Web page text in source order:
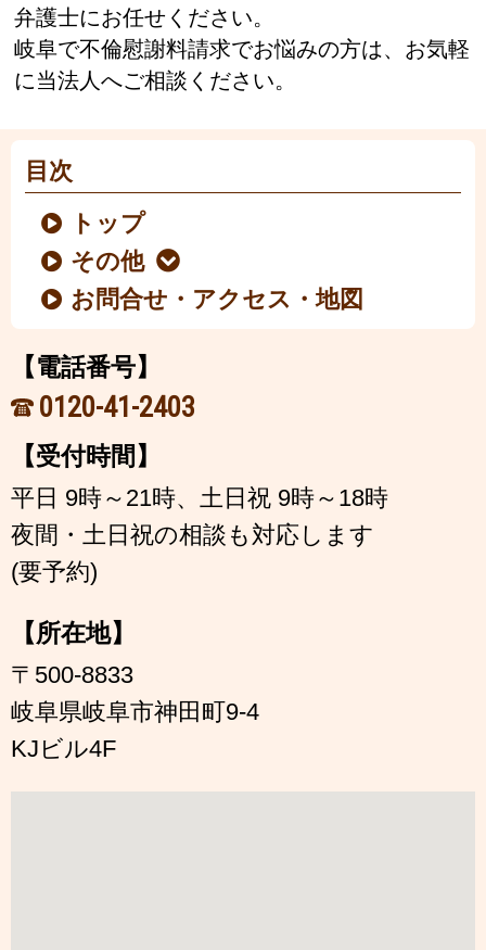
弁護士にお任せください。
岐阜で不倫慰謝料請求でお悩みの方は、お気軽
に当法人へご相談ください。
目次
トップ
その他
お問合せ・アクセス・地図
【電話番号】
0120-41-2403
【受付時間】
平日 9時～21時、土日祝 9時～18時
夜間・土日祝の相談も対応します
(要予約)
【所在地】
〒500-8833
岐阜県岐阜市神田町9-4
KJビル4F